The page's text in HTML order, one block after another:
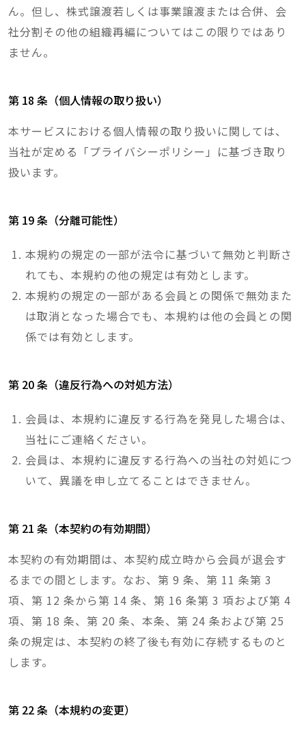
ん。但し、株式譲渡若しくは事業譲渡または合併、会
社分割その他の組織再編についてはこの限りではあり
ません。
第 18 条（個人情報の取り扱い）
本サービスにおける個人情報の取り扱いに関しては、
当社が定める「プライバシーポリシー」に基づき取り
扱います。
第 19 条（分離可能性）
本規約の規定の一部が法令に基づいて無効と判断さ
れても、本規約の他の規定は有効とします。
本規約の規定の一部がある会員との関係で無効また
は取消となった場合でも、本規約は他の会員との関
係では有効とします。
第 20 条（違反行為への対処方法）
会員は、本規約に違反する行為を発見した場合は、
当社にご連絡ください。
会員は、本規約に違反する行為への当社の対処につ
いて、異議を申し立てることはできません。
第 21 条（本契約の有効期間）
本契約の有効期間は、本契約成立時から会員が退会す
るまでの間とします。なお、第 9 条、第 11 条第 3
項、第 12 条から第 14 条、第 16 条第 3 項および第 4
項、第 18 条、第 20 条、本条、第 24 条および第 25
条の規定は、本契約の終了後も有効に存続するものと
します。
第 22 条（本規約の変更）